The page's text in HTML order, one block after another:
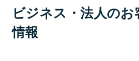
ビジネス・法人の
情報